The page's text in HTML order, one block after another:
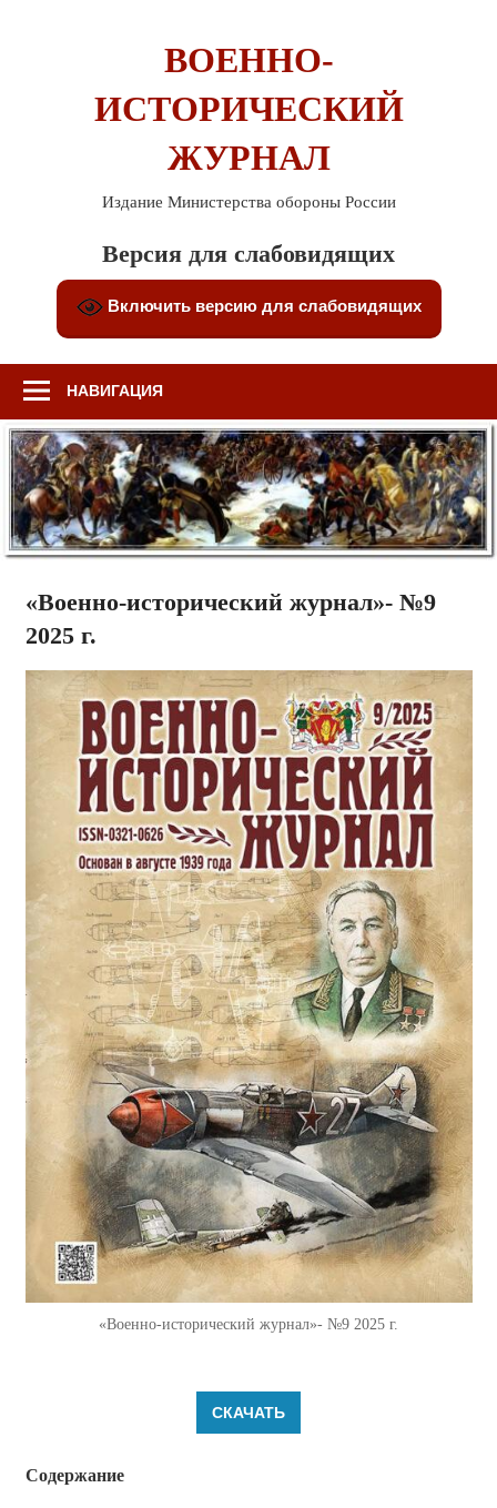
ВОЕННО-
ИСТОРИЧЕСКИЙ
ЖУРНАЛ
Издание Министерства обороны России
Версия для слабовидящих
Включить версию для слабовидящих
НАВИГАЦИЯ
«Военно-исторический журнал»- №9
2025 г.
«Военно-исторический журнал»- №9 2025 г.
СКАЧАТЬ
Содержание